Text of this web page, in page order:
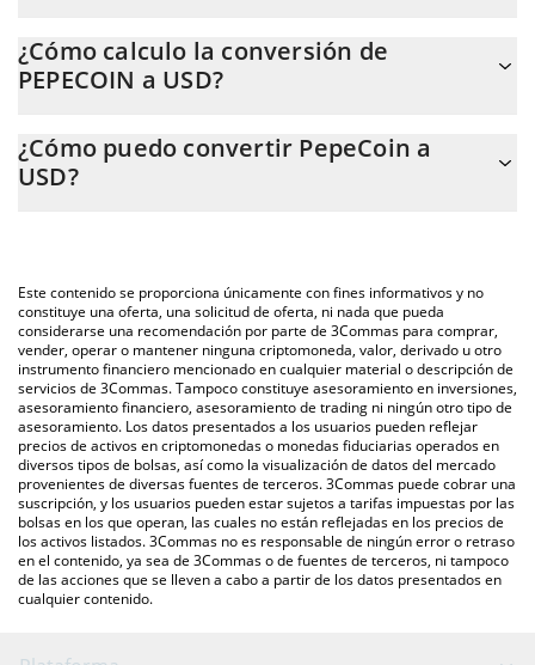
En este momento, 1 PepeCoin equivale a 0.080195 USD.
¿Cómo calculo la conversión de
PEPECOIN a USD?
fácilmente el precio de conversión de PEPECOIN a USD. Solo
necesitas ingresar la cantidad de PepeCoin en el campo
También puedes utilizar nuestra tabla de precios de PepeCoin
que se encuentra arriba para verificar el último precio de
PepeCoin en las principales monedas fiduciarias y
criptomonedas.
¿Cómo puedo convertir PepeCoin a
USD?
otras.
Este contenido se proporciona únicamente con fines informativos y no
constituye una oferta, una solicitud de oferta, ni nada que pueda
considerarse una recomendación por parte de 3Commas para comprar,
vender, operar o mantener ninguna criptomoneda, valor, derivado u otro
instrumento financiero mencionado en cualquier material o descripción de
servicios de 3Commas. Tampoco constituye asesoramiento en inversiones,
asesoramiento financiero, asesoramiento de trading ni ningún otro tipo de
asesoramiento. Los datos presentados a los usuarios pueden reflejar
precios de activos en criptomonedas o monedas fiduciarias operados en
diversos tipos de bolsas, así como la visualización de datos del mercado
provenientes de diversas fuentes de terceros. 3Commas puede cobrar una
suscripción, y los usuarios pueden estar sujetos a tarifas impuestas por las
bolsas en los que operan, las cuales no están reflejadas en los precios de
los activos listados. 3Commas no es responsable de ningún error o retraso
en el contenido, ya sea de 3Commas o de fuentes de terceros, ni tampoco
de las acciones que se lleven a cabo a partir de los datos presentados en
cualquier contenido.